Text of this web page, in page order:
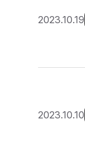
2023.10.19
2023.10.10